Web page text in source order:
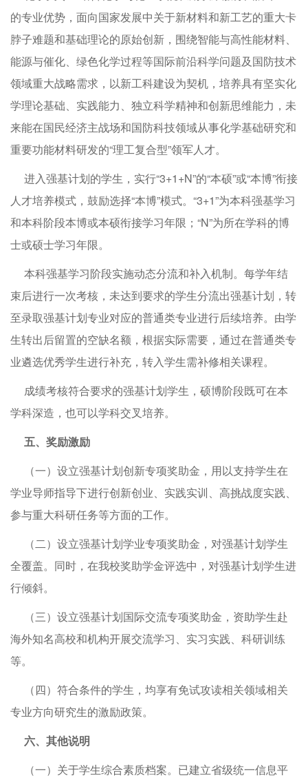
的专业优势，面向国家发展中关于新材料和新工艺的重大卡
脖子难题和基础理论的原始创新，围绕智能与高性能材料、
能源与催化、绿色化学过程等国际前沿科学问题及国防技术
领域重大战略需求，以新工科建设为契机，培养具有坚实化
学理论基础、实践能力、独立科学精神和创新思维能力，未
来能在国民经济主战场和国防科技领域从事化学基础研究和
重要功能材料研发的“理工复合型”领军人才。
进入强基计划的学生，实行“3+1+N”的“本硕”或“本博”衔接
人才培养模式，鼓励选择“本博”模式。“3+1”为本科强基学习
和本科阶段本博或本硕衔接学习年限；“N”为所在学科的博
士或硕士学习年限。
本科强基学习阶段实施动态分流和补入机制。每学年结
束后进行一次考核，未达到要求的学生分流出强基计划，转
至录取强基计划专业对应的普通类专业进行后续培养。由学
生转出后留置的空缺名额，根据实际需要，通过在普通类专
业遴选优秀学生进行补充，转入学生需补修相关课程。
成绩考核符合要求的强基计划学生，硕博阶段既可在本
学科深造，也可以学科交叉培养。
五、奖励激励
（一）设立强基计划创新专项奖助金，用以支持学生在
学业导师指导下进行创新创业、实践实训、高挑战度实践、
参与重大科研任务等方面的工作。
（二）设立强基计划学业专项奖助金，对强基计划学生
全覆盖。同时，在我校奖助学金评选中，对强基计划学生进
行倾斜。
（三）设立强基计划国际交流专项奖助金，资助学生赴
海外知名高校和机构开展交流学习、实习实践、科研训练
等。
（四）符合条件的学生，均享有免试攻读相关领域相关
专业方向研究生的激励政策。
六、其他说明
（一）关于学生综合素质档案。已建立省级统一信息平